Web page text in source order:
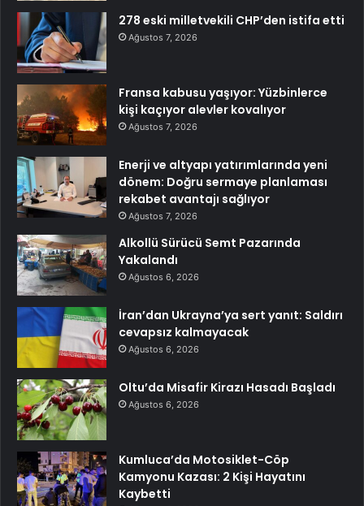
278 eski milletvekili CHP’den istifa etti
Ağustos 7, 2026
Fransa kabusu yaşıyor: Yüzbinlerce
kişi kaçıyor alevler kovalıyor
Ağustos 7, 2026
Enerji ve altyapı yatırımlarında yeni
dönem: Doğru sermaye planlaması
rekabet avantajı sağlıyor
Ağustos 7, 2026
Alkollü Sürücü Semt Pazarında
Yakalandı
Ağustos 6, 2026
İran’dan Ukrayna’ya sert yanıt: Saldırı
cevapsız kalmayacak
Ağustos 6, 2026
Oltu’da Misafir Kirazı Hasadı Başladı
Ağustos 6, 2026
Kumluca’da Motosiklet-Cöp
Kamyonu Kazası: 2 Kişi Hayatını
Kaybetti